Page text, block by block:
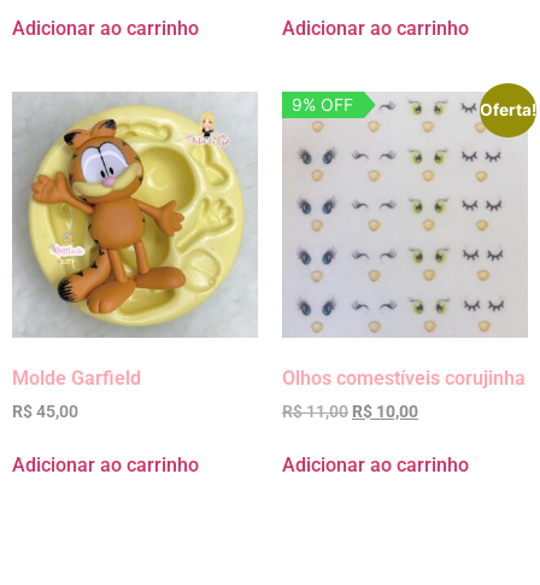
Adicionar ao carrinho Adicionar ao carrinho
Molde Garfield
R$45,00
Adicionar ao carrinho
Oferta!
9% OFF
Olhos comestíveis corujinha
R$11,00 R$ 10,00
Adicionar ao carrinho